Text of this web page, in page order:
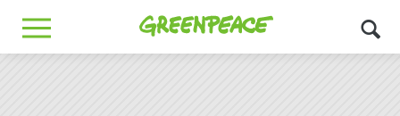
Greenpeace
MENU